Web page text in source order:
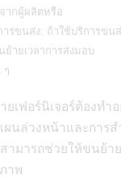
ากผู้ผลิตหรือ
รขนส่ง: ถ้าใช้บริการขน
ย้ายเวลาการส่งมอบ
ๆ
ยเฟอร์นิเจอร์ต้องทำ
ผนล่วงหน้าและการ
ามารถช่วยให้ขนย้า
าพ